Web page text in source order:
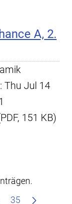
A, 2.
Thu Jul 14
151 KB)
mit TAB-
Zwischenseiten
35